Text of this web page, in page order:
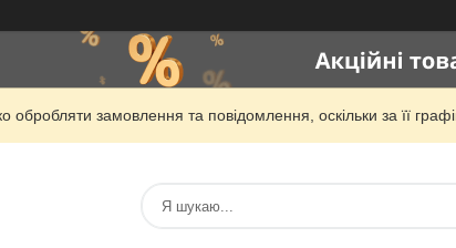
замовлення та повідомлення, оскільки за її